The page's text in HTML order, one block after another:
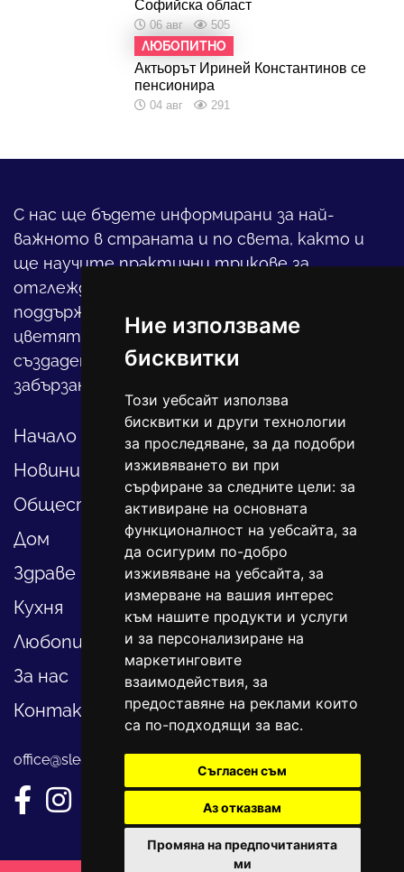
Ние използваме
бисквитки
Този уебсайт използва
бисквитки и други технологии
за проследяване, за да подобри
изживяването ви при
сърфиране за следните цели: за
активиране на основната
функционалност на уебсайта, за
да осигурим по-добро
изживяване на уебсайта, за
измерване на вашия интерес
към нашите продукти и услуги
и за персонализиране на
маркетинговите
взаимодействия, за
предоставяне на реклами които
са по-подходящи за вас.
Съгласен съм
Аз отказвам
Промяна на предпочитанията
ми
Софийска област
06 авг 505
ЛЮБОПИТНО
Актьорът Ириней Константинов се
пенсионира
04 авг 291
С нас ще бъдете информирани за най-
важното в страната и по света, както и
ще научите практични трикове за
отглеждането на детето, за
поддържането на дома и градината,
цветята, интериора и, въобще, как да
създадете своя уютен оазис в този така
забързан свят.
Начало
Новини
Общество
Дом
Здраве
Кухня
Любопитно
За нас
Контакти
office@sledvayme.net